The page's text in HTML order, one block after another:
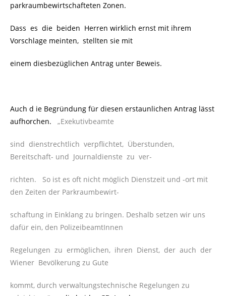
parkraumbewirtschafteten Zonen.
Dass es die beiden Herren wirklich ernst mit ihrem
Vorschlage meinten, stellten sie mit
einem diesbezüglichen Antrag unter Beweis.
Auch d ie Begründung für diesen erstaunlichen Antrag lässt
aufhorchen. „Exekutivbeamte
sind dienstrechtlich verpflichtet, Überstunden,
Bereitschaft- und Journaldienste zu ver-
richten. So ist es oft nicht möglich Dienstzeit und -ort mit
den Zeiten der Parkraumbewirt-
schaftung in Einklang zu bringen. Deshalb setzen wir uns
dafür ein, den PolizeibeamtInnen
Regelungen zu ermöglichen, ihren Dienst, der auch der
Wiener Bevölkerung zu Gute
kommt, durch verwaltungstechnische Regelungen zu